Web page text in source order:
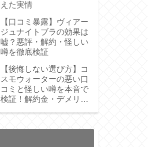
えた実情
【口コミ暴露】ヴィアー
ジュナイトブラの効果は
嘘？悪評・解約・怪しい
噂を徹底検証
【後悔しない選び方】コ
スモウォーターの悪い口
コミと怪しい噂を本音で
検証！解約金・デメリッ